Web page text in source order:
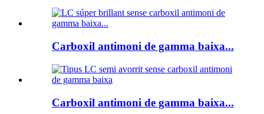
Carboxil antimoni de gamma baixa...
Carboxil antimoni de gamma baixa...